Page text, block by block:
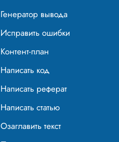
Генератор вывода
Исправить ошибки
Контент-план
Написать код
Написать реферат
Написать статью
Озаглавить текст